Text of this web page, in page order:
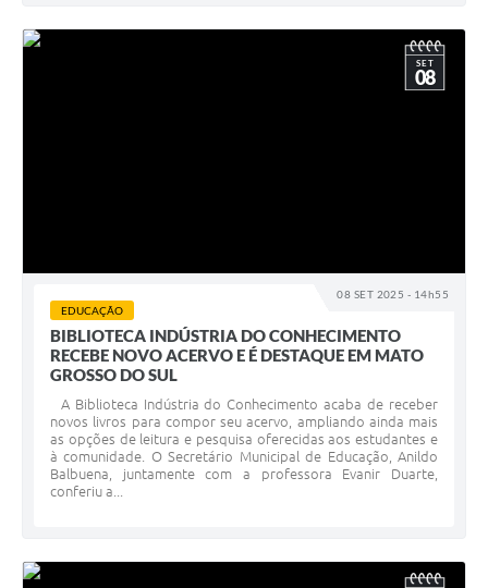
08 SET 2025 - 14h55
SET
08
EDUCAÇÃO
BIBLIOTECA INDÚSTRIA DO CONHECIMENTO
RECEBE NOVO ACERVO E É DESTAQUE EM MATO
GROSSO DO SUL
A Biblioteca Indústria do Conhecimento acaba de receber
novos livros para compor seu acervo, ampliando ainda mais
as opções de leitura e pesquisa oferecidas aos estudantes e
à comunidade. O Secretário Municipal de Educação, Anildo
Balbuena, juntamente com a professora Evanir Duarte,
conferiu a...